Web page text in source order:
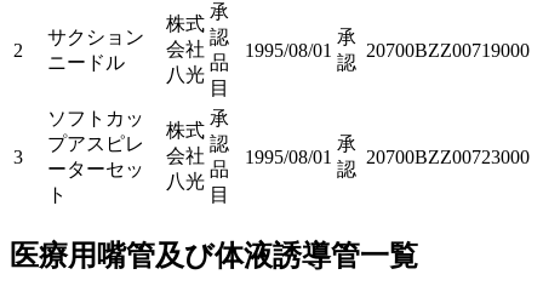
2
サクション
ニードル
株式
会社
八光
承
認
品
目
1995/08/01
承
認
20700BZZ00719000
3
ソフトカッ
プアスピレ
ーターセッ
ト
株式
会社
八光
承
認
品
目
1995/08/01
承
認
20700BZZ00723000
医療用嘴管及び体液誘導管一覧